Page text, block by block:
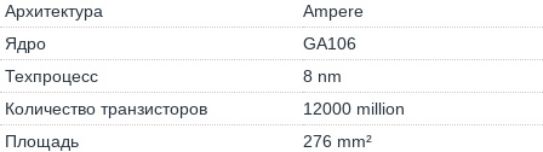
Архитектура
Ampere
Ядро
GA106
Техпроцесс
8 nm
Количество транзисторов
12000 million
Площадь
276 mm²